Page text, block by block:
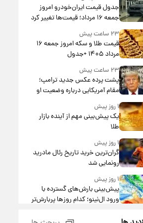
جدول قیمت ایران‌خودرو امروز
جمعه ۱۶ مرداد؛ قیمت‌ها تغییر کرد
۲۳ ساعت پیش
قیمت طلا و سکه امروز جمعه ۱۶
مرداد ۱۴۰۵ +جدول
۲۳ ساعت پیش
پشت پرده عکس جدید ترامپ؛
مقام آمریکایی درباره وضعیت او
چه گفت؟
۱ روز پیش
یک پیش‌بینی مهم از آینده بازار
طلا
۱ روز پیش
گران‌ترین خرید تاریخ رئال مادرید
رونمایی شد
۱ روز پیش
پیش‌بینی بارش‌های گسترده با
ورود ال‌نینو؛ کدام روزها پربارش‌تر